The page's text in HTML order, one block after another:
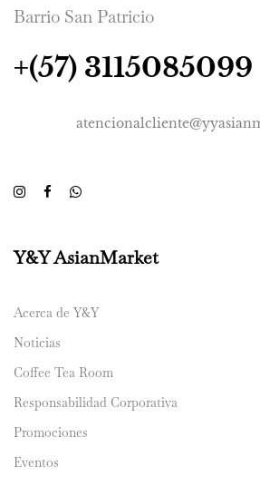
Barrio San Patricio
+(57) 3115085099
Y&Y AsianMarket
Acerca de Y&Y
Noticias
Coffee Tea Room
Responsabilidad Corporativa
Promociones
Eventos